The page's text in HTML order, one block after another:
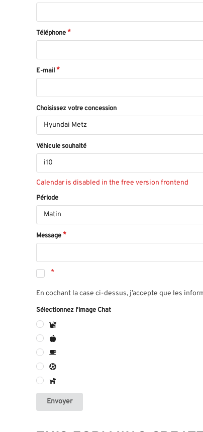
Téléphone
E-mail
Choisissez votre concession
Hyundai Metz
Véhicule souhaité
i10
Calendar is disabled in the free version frontend
Période
Matin
Message
En cochant la case ci-dessus, j’accepte que les
Sélectionnez l'image Chat
Envoyer